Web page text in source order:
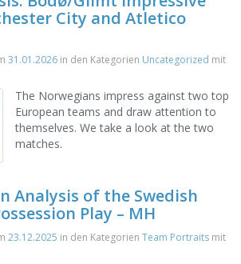
City and Atletico
31.01.2026 in den Kategorien Uncategorized mit
The Norwegians impress against two top
European teams and draw attention to
themselves. We take a look at the two
matches.
Analysis of the Swedish
Play – MH
23.12.2025 in den Kategorien Team Portraits mit